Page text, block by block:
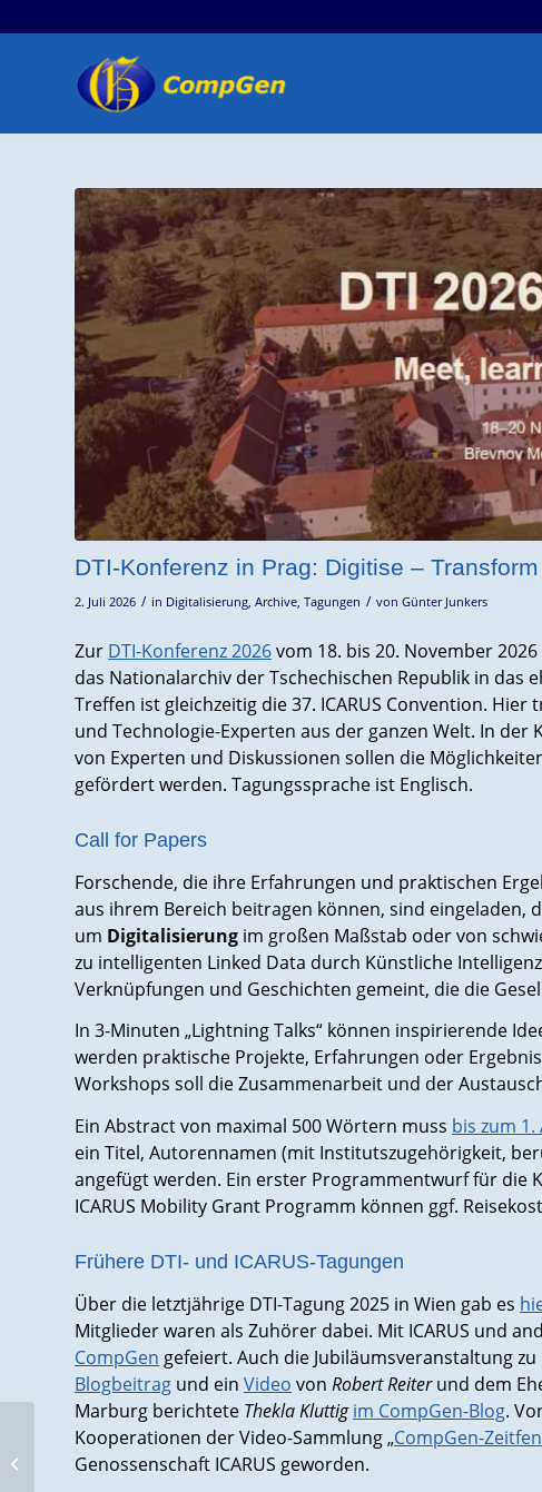
DTI-Konferenz in Prag: Digitise –
2. Juli 2026 / in Digitalisierung Archive Tagungen / von Günter Junkers
Zur DTI-Konferenz 2026vom 18. bis 20. November
das Nationalarchiv der Tschechischen Republik in das
Treffen ist gleichzeitig die 37. ICARUS Convention.
und Technologie-Experten aus der ganzen Welt. In
von Experten und Diskussionen sollen die
gefördert werden. Tagungssprache ist Englisch.
Call for Papers
Forschende, die ihre Erfahrungen und praktischen
aus ihrem Bereich beitragen können, sind eingeladen,
um Digitalisierung im großen Maßstab oder von
zu intelligenten Linked Data durch Künstliche
Verknüpfungen und Geschichten gemeint, die die
In 3-Minuten „Lightning Talks“ können inspirierende
werden praktische Projekte, Erfahrungen oder
Workshops soll die Zusammenarbeit und der
Ein Abstract von maximal 500 Wörtern muss bis zum 1.
ein Titel, Autorennamen (mit Institutszugehörigkeit,
angefügt werden. Ein erster Programmentwurf für die
ICARUS Mobility Grant Programm können ggf.
Frühere DTI- und ICARUS-Tagungen
Über die letztjährige DTI-Tagung 2025 in Wien gab es
Mitglieder waren als Zuhörer dabei. Mit ICARUS und
CompGen gefeiert. Auch die Jubiläumsveranstaltung zu
Blogbeitrag und ein Video von Robert Reiterund dem
Marburg berichtete Thekla Kluttig im CompGen-Blog.
Kooperationen der Video-Sammlung „CompGen-
Genossenschaft ICARUS geworden.
Die Herforder
Kerkerbücher aus dem